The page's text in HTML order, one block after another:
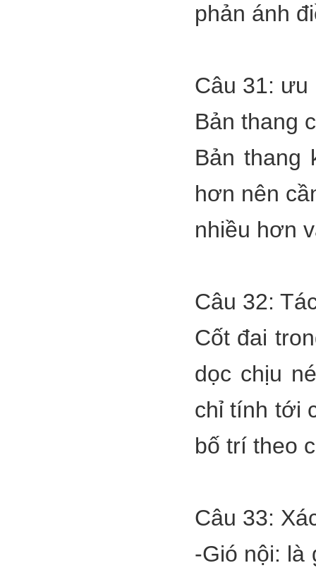
phản ánh
Câu 31: ưu
Bản thang
Bản thang
hơn nên
nhiều hơn
Câu 32:
Cốt đai
dọc chịu
chỉ tính tới
bố trí theo
Câu 33:
-Gió nội: là